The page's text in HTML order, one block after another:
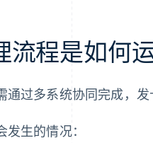
程是如何
通过多系统协同完成，
生的情况：